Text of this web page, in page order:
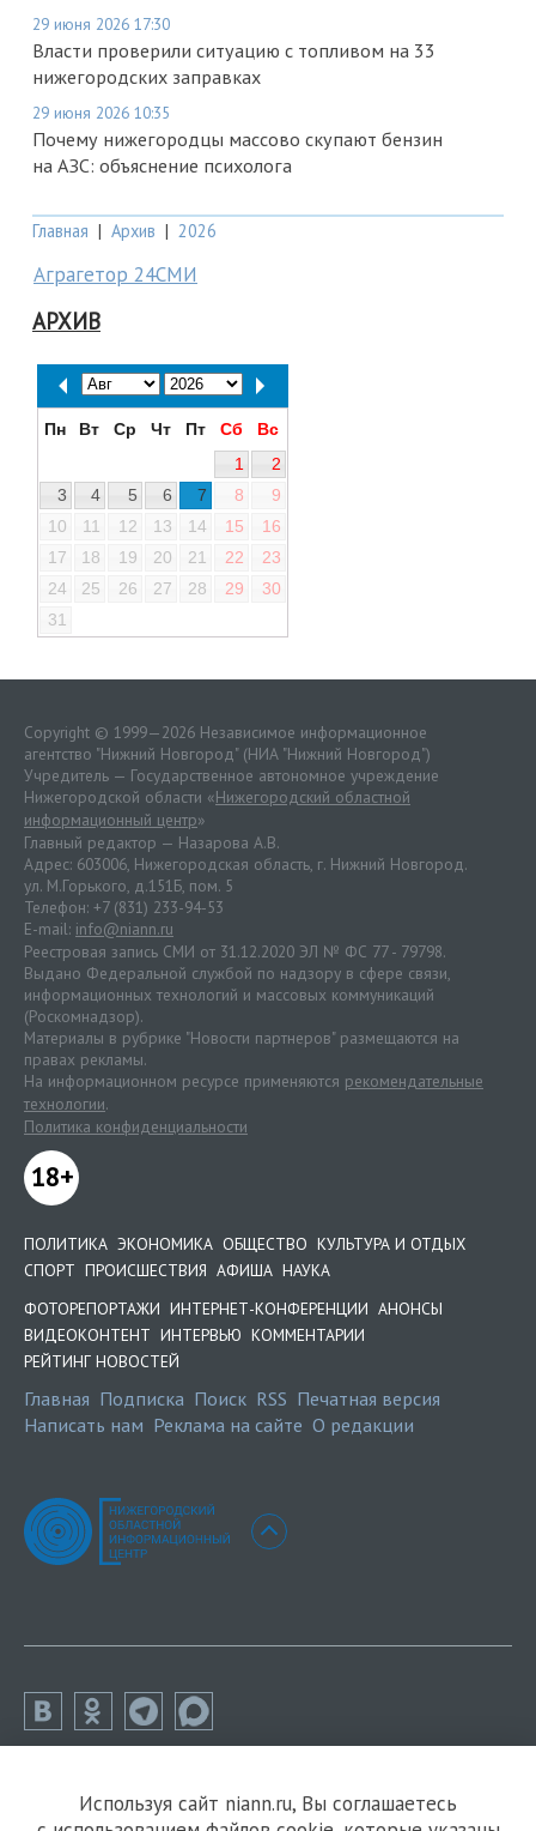
29 июня 2026 17:30
Власти проверили ситуацию с топливом на 33
нижегородских заправках
29 июня 2026 10:35
Почему нижегородцы массово скупают бензин
на АЗС: объяснение психолога
Главная | Архив | 2026
Аграгетор 24СМИ
АРХИВ
Пн Вт Ср Чт Пт Сб
Вс
1
2
3
4 5 6 7 8
9
10
11 12 13 14 15
16
17
18 19 20 21 22
23
24
25 26 27 28 29
30
31
Copyright © 1999—2026 Независимое информационное
агентство "Нижний Новгород" (НИА "Нижний Новгород")
Учредитель — Государственное автономное учреждение
Нижегородской области «Нижегородский областной
информационный центр»
Главный редактор — Назарова А.В.
Адрес: 603006, Нижегородская область, г. Нижний Новгород.
ул. М.Горького, д.151Б, пом. 5
Телефон: +7 (831) 233-94-53
E-mail: info@niann.ru
Реестровая запись СМИ от 31.12.2020 ЭЛ № ФС 77 - 79798.
Выдано Федеральной службой по надзору в сфере связи,
информационных технологий и массовых коммуникаций
(Роскомнадзор).
Материалы в рубрике "Новости партнеров" размещаются на
правах рекламы.
На информационном ресурсе применяются рекомендательные
технологии.
Политика конфиденциальности
18+
ПОЛИТИКА ЭКОНОМИКА ОБЩЕСТВО КУЛЬТУРА И ОТДЫХ
СПОРТ ПРОИСШЕСТВИЯ АФИША НАУКА
ФОТОРЕПОРТАЖИ ИНТЕРНЕТ-КОНФЕРЕНЦИИ АНОНСЫ
ВИДЕОКОНТЕНТ ИНТЕРВЬЮ КОММЕНТАРИИ
РЕЙТИНГ НОВОСТЕЙ
Главная Подписка Поиск RSS Печатная версия
Написать нам Реклама на сайте О редакции
Используя сайт niann.ru, Вы соглашаетесь